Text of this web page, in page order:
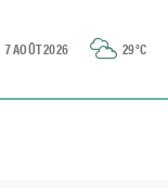
7 AOÛT 2026 29°C